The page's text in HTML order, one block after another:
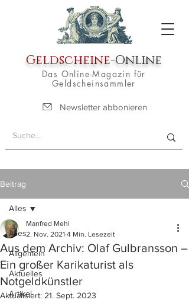
Geldscheine-Online
Das Online-Magazin für
Geldscheinsammler
Newsletter abbonieren
Beitrag
Alles
Allgemein
Aktuelles
Artikel
Alles
Aus dem Archiv: Olaf Gulbransson –
Ein großer Karikaturist als
Notgeldkünstler
Manfred Mehl
2. Nov. 2021 4 Min. Lesezeit
Aktualisiert: 21. Sept. 2023